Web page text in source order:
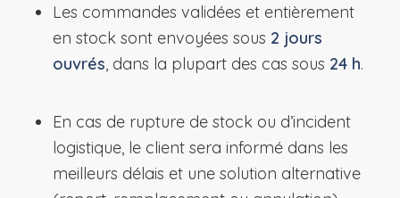
Les commandes validées et entièrement
en stock sont envoyées sous 2 jours
ouvrés , dans la plupart des cas sous 24 h.
En cas de rupture de stock ou d’incident
logistique, le client sera informé dans les
meilleurs délais et une solution alternative